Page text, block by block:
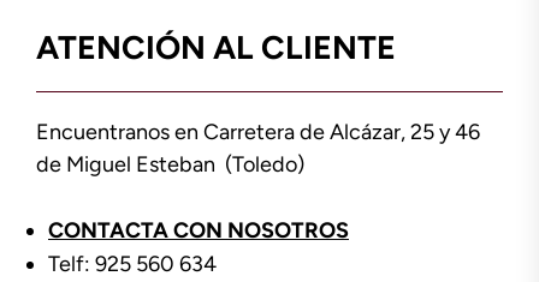
ATENCIÓN AL CLIENTE
Encuentranos en Carretera de Alcázar, 25 y 46
de Miguel Esteban (Toledo)
CONTACTA CON NOSOTROS
Telf: 925 560 634